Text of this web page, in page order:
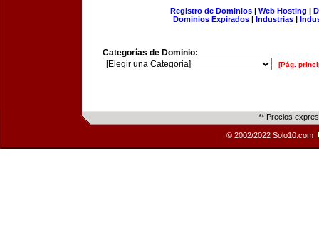
Registro de Dominios| Web Hosting |
Dominios Expirados | Industrias |
Categorías de Dominio:
[Pág.
** Precios
© 2002/2022 Solo10.com